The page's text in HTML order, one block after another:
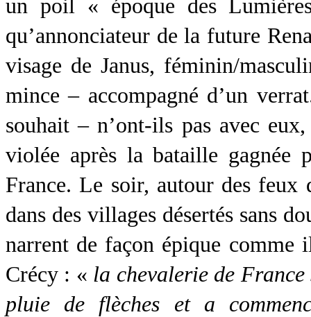
un poil « époque des
qu’annonciateur de la future
visage de Janus, féminin/
mince – accompagné d’un
souhait – n’ont-ils pas avec
violée après la bataille gagnée
France. Le soir, autour des feux
dans des villages désertés sans
narrent de façon épique
Crécy : « la chevalerie de France
pluie de flèches et a